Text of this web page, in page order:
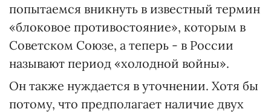
попытаемся вникнуть в известный термин
«блоковое противостояние», которым в
Советском Союзе, а теперь - в России
называют период «холодной войны».
Он также нуждается в уточнении. Хотя бы
потому, что предполагает наличие двух